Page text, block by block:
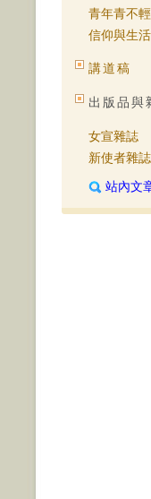
青年青不輕
信仰與生活
講道稿
出版品與
女宣雜誌
新使者雜誌
站內文